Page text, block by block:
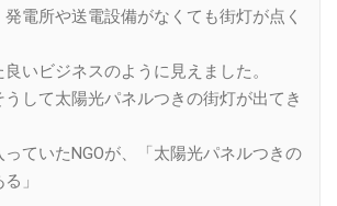
電所や送電設備がなくても街灯が点く
いビジネスのように見えました。
うして太陽光パネルつきの街灯が出てき
ていたNGOが、「太陽光パネルつきの
」